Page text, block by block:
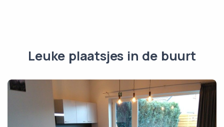
Leuke plaatsjes in de buurt